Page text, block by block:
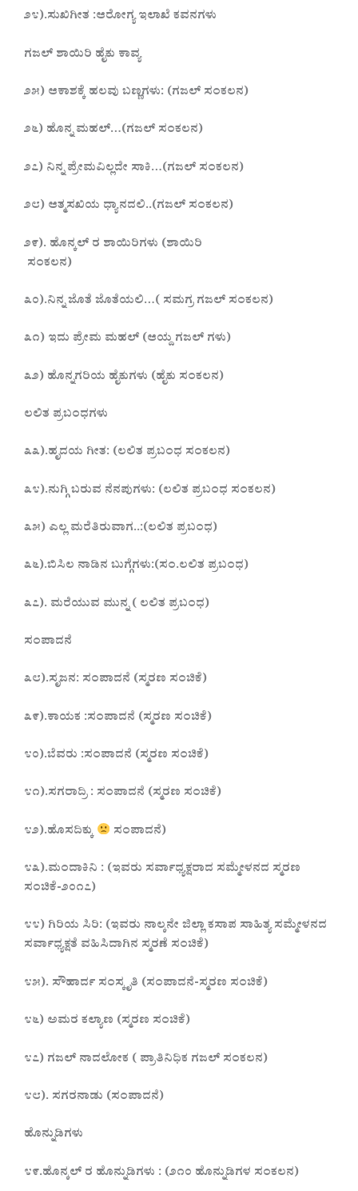
೨೪).ಸುಖಿಗೀತ :ಆರೋಗ್ಯ ಇಲಾಖೆ ಕವನಗಳು
ಗಜಲ್ ಶಾಯಿರಿ ಹೈಕು ಕಾವ್ಯ
೨೫) ಆಕಾಶಕ್ಕೆ ಹಲವು ಬಣ್ಣಗಳು: (ಗಜಲ್ ಸಂಕಲನ)
೨೬) ಹೊನ್ನ ಮಹಲ್…(ಗಜಲ್ ಸಂಕಲನ)
೨೭) ನಿನ್ನ ಪ್ರೇಮವಿಲ್ಲದೇ ಸಾಕಿ…(ಗಜಲ್ ಸಂಕಲನ)
೨೮) ಆತ್ಮಸಖಿಯ ಧ್ಯಾನದಲಿ..(ಗಜಲ್ ಸಂಕಲನ)
೨೯). ಹೊನ್ಕಲ್ ರ ಶಾಯಿರಿಗಳು (ಶಾಯಿರಿ
ಸಂಕಲನ)
೩೦).ನಿನ್ನ ಜೊತೆ ಜೊತೆಯಲಿ…( ಸಮಗ್ರ ಗಜಲ್ ಸಂಕಲನ)
೩೧) ಇದು ಪ್ರೇಮ ಮಹಲ್ (ಆಯ್ದ ಗಜಲ್ ಗಳು)
೩೨) ಹೊನ್ನಗರಿಯ ಹೈಕುಗಳು (ಹೈಕು ಸಂಕಲನ)
ಲಲಿತ ಪ್ರಬಂಧಗಳು
೩೩).ಹೃದಯ ಗೀತ: (ಲಲಿತ ಪ್ರಬಂಧ ಸಂಕಲನ)
೩೪).ನುಗ್ಗಿ ಬರುವ ನೆನಪುಗಳು: (ಲಲಿತ ಪ್ರಬಂಧ ಸಂಕಲನ)
೩೫) ಎಲ್ಲ ಮರೆತಿರುವಾಗ..:(ಲಲಿತ ಪ್ರಬಂಧ)
೩೬).ಬಿಸಿಲ ನಾಡಿನ ಬುಗ್ಗೆಗಳು:(ಸಂ.ಲಲಿತ ಪ್ರಬಂಧ)
೩೭). ಮರೆಯುವ ಮುನ್ನ ( ಲಲಿತ ಪ್ರಬಂಧ)
ಸಂಪಾದನೆ
೩೮).ಸೃಜನ: ಸಂಪಾದನೆ (ಸ್ಮರಣ ಸಂಚಿಕೆ)
೩೯).ಕಾಯಕ :ಸಂಪಾದನೆ (ಸ್ಮರಣ ಸಂಚಿಕೆ)
೪೦).ಬೆವರು :ಸಂಪಾದನೆ (ಸ್ಮರಣ ಸಂಚಿಕೆ)
೪೧).ಸಗರಾದ್ರಿ : ಸಂಪಾದನೆ (ಸ್ಮರಣ ಸಂಚಿಕೆ)
೪೨).ಹೊಸದಿಕ್ಕು ಸಂಪಾದನೆ)
೪೩).ಮಂದಾಕಿನಿ : (ಇವರು ಸರ್ವಾಧ್ಯಕ್ಷರಾದ ಸಮ್ಮೇಳನದ ಸ್ಮರಣ
ಸಂಚಿಕೆ-೨೦೧೭)
೪೪) ಗಿರಿಯ ಸಿರಿ: (ಇವರು ನಾಲ್ಕನೇ ಜಿಲ್ಲಾ ಕಸಾಪ ಸಾಹಿತ್ಯ ಸಮ್ಮೇಳನದ
ಸರ್ವಾಧ್ಯಕ್ಷತೆ ವಹಿಸಿದಾಗಿನ ಸ್ಮರಣೆ ಸಂಚಿಕೆ)
೪೫). ಸೌಹಾರ್ದ ಸಂಸ್ಕೃತಿ (ಸಂಪಾದನೆ-ಸ್ಮರಣ ಸಂಚಿಕೆ)
೪೬) ಅಮರ ಕಲ್ಯಾಣ (ಸ್ಮರಣ ಸಂಚಿಕೆ)
೪೭) ಗಜಲ್ ನಾದಲೋಕ ( ಪ್ರಾತಿನಿಧಿಕ ಗಜಲ್ ಸಂಕಲನ)
೪೮). ಸಗರನಾಡು (ಸಂಪಾದನೆ)
ಹೊನ್ನುಡಿಗಳು
೪೯.ಹೊನ್ಕಲ್ ರ ಹೊನ್ನುಡಿಗಳು : (೨೧೦ ಹೊನ್ನುಡಿಗಳ ಸಂಕಲನ)